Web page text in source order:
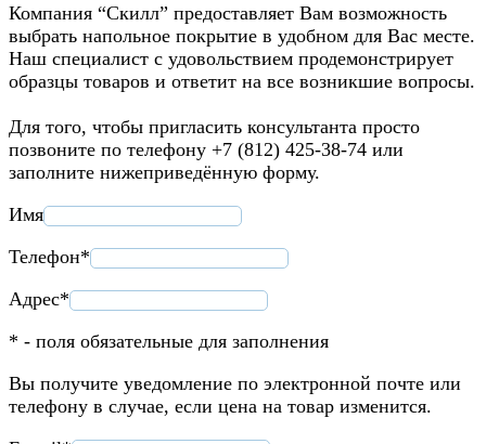
Компания “Скилл” предоставляет Вам возможность
выбрать напольное покрытие в удобном для Вас месте.
Наш специалист с удовольствием продемонстрирует
образцы товаров и ответит на все возникшие вопросы.
Для того, чтобы пригласить консультанта просто
позвоните по телефону +7 (812) 425-38-74 или
заполните нижеприведённую форму.
Имя
Телефон*
Адрес*
* - поля обязательные для заполнения
Вы получите уведомление по электронной почте или
телефону в случае, если цена на товар изменится.